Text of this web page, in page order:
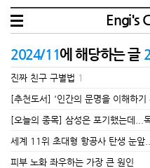
Engi's
2024/11에 해당하는 글
진짜 친구 구별법 1
[추천도서] '인간의 문명을 이해하기
[오늘의 종목] 삼성은 포기했는데...
세계 11위 초대형 항공사 탄생 눈앞
피부 노화 좌우하는 가장 큰 원인